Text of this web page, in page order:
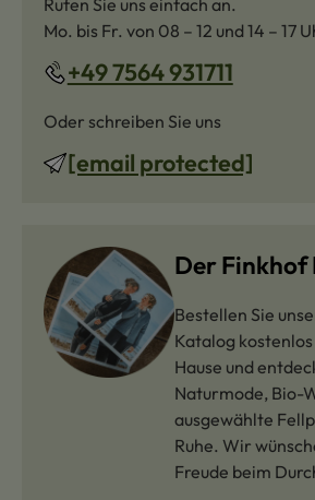
Rufen Sie uns einfach an.
Mo. bis Fr. von 08 – 12 und 14 – 17
+49 7564 931711
Oder schreiben Sie uns
[email protected]
Der Finkhof
Bestellen Sie
Katalog kostenlos
Hause und
Naturmode, Bio-
ausgewählte
Ruhe. Wir
Freude beim